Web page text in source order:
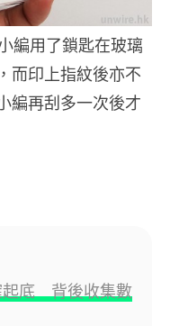
編用了鎖匙在玻璃
而印上指紋後亦不
編再刮多一次後才
起底 背後收集數